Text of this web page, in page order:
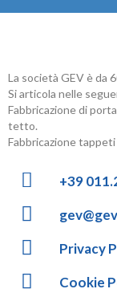
La società GEV è da
Si articola nelle
Fabbricazione di
tetto.
Fabbricazione tappeti
+39
Privacy
Cookie